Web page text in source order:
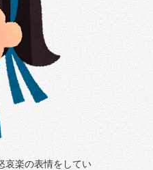
哀楽の表情をしてい